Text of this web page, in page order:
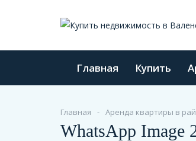
Главная Купить
Главная Аренда квартиры в
WhatsApp Image